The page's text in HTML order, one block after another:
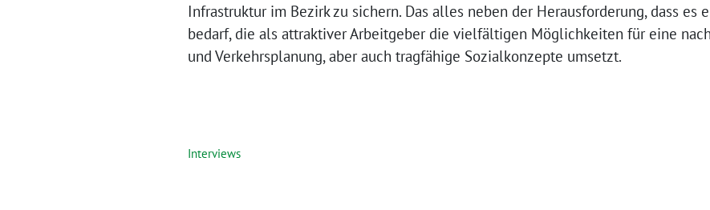
Infrastruktur im Bezirk zu sichern. Das alles neben der Herausforderung, dass es
bedarf, die als attraktiver Arbeitgeber die vielfältigen Möglichkeiten für eine
und Verkehrsplanung, aber auch tragfähige Sozialkonzepte umsetzt.
Interviews